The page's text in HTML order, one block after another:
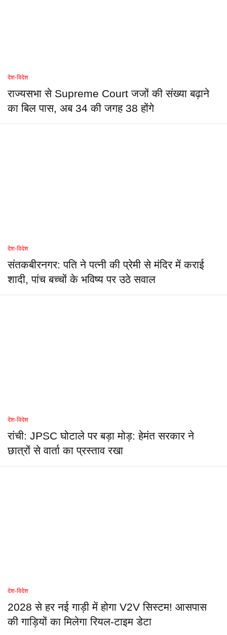
देश-विदेश
राज्यसभा से Supreme Court जजों की संख्या बढ़ाने
का बिल पास, अब 34 की जगह 38 होंगे
देश-विदेश
संतकबीरनगर: पति ने पत्नी की प्रेमी से मंदिर में कराई
शादी, पांच बच्चों के भविष्य पर उठे सवाल
देश-विदेश
रांची: JPSC घोटाले पर बड़ा मोड़: हेमंत सरकार ने
छात्रों से वार्ता का प्रस्ताव रखा
देश-विदेश
2028 से हर नई गाड़ी में होगा V2V सिस्टम! आसपास
की गाड़ियों का मिलेगा रियल-टाइम डेटा